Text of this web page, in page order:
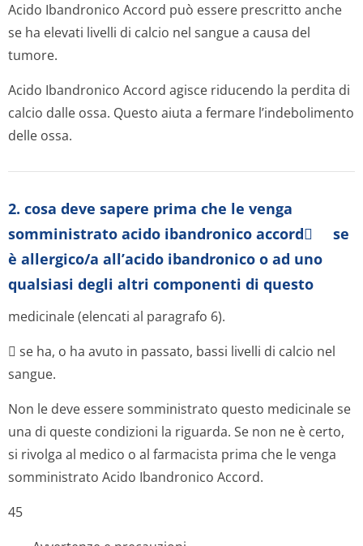
Acido Ibandronico Accord può essere prescritto anche
se ha elevati livelli di calcio nel sangue a causa del
tumore.
Acido Ibandronico Accord agisce riducendo la perdita di
calcio dalle ossa. Questo aiuta a fermare l’indebolimento
delle ossa.
2. cosa deve sapere prima che le venga
somministrato acido ibandronico accord se
è allergico/a all’acido ibandronico o ad uno
qualsiasi degli altri componenti di questo
medicinale (elencati al paragrafo 6).
 se ha, o ha avuto in passato, bassi livelli di calcio nel
sangue.
Non le deve essere somministrato questo medicinale se
una di queste condizioni la riguarda. Se non ne è certo,
si rivolga al medico o al farmacista prima che le venga
somministrato Acido Ibandronico Accord.
45